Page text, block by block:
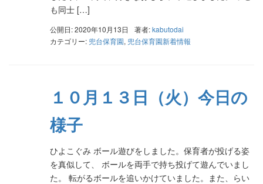
も同士 […]
公開日: 2020年10月13日 著者:kabutodai
カテゴリー: 兜台保育園, 兜台保育園新着情報
１０月１３日（火）今日の
様子
ひよこぐみ ボール遊びをしました。保育者が投げる姿
を真似して、 ボールを両手で持ち投げて遊んでいまし
た。 転がるボールを追いかけていました。また、らい